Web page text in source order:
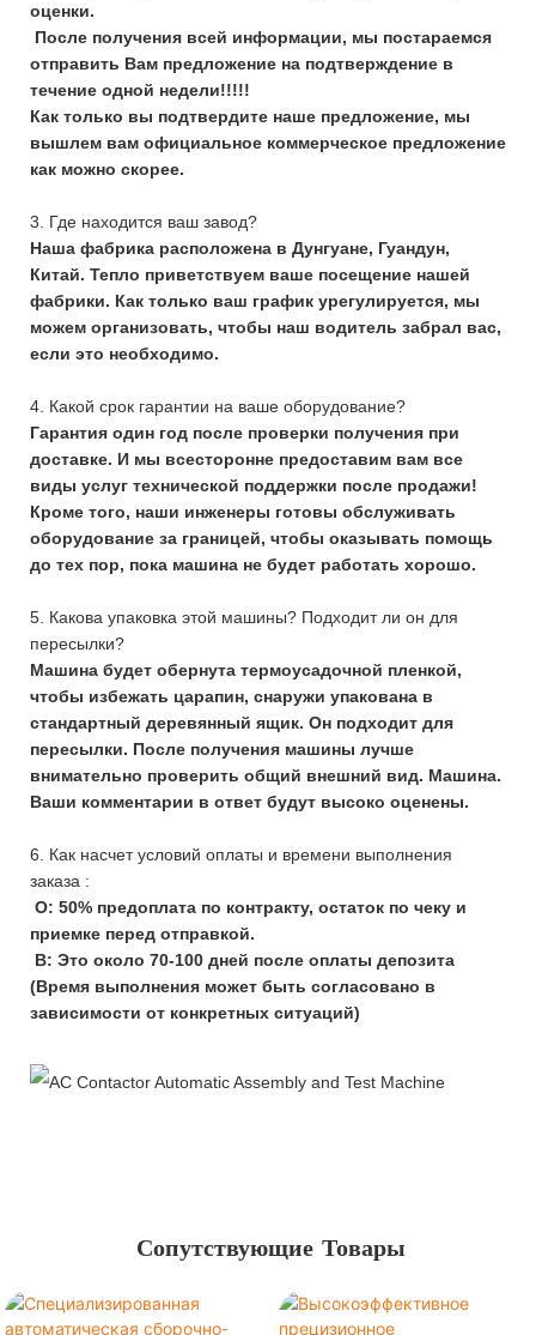
оценки.
После получения всей информации, мы постараемся
отправить Вам предложение на подтверждение в
течение одной недели!!!!!
Как только вы подтвердите наше предложение, мы
вышлем вам официальное коммерческое предложение
как можно скорее.
3. Где находится ваш завод?
Наша фабрика расположена в Дунгуане, Гуандун,
Китай. Тепло приветствуем ваше посещение нашей
фабрики. Как только ваш график урегулируется, мы
можем организовать, чтобы наш водитель забрал вас,
если это необходимо.
4. Какой срок гарантии на ваше оборудование?
Гарантия один год после проверки получения при
доставке. И мы всесторонне предоставим вам все
виды услуг технической поддержки после продажи!
Кроме того, наши инженеры готовы обслуживать
оборудование за границей, чтобы оказывать помощь
до тех пор, пока машина не будет работать хорошо.
5. Какова упаковка этой машины? Подходит ли он для
пересылки?
Машина будет обернута термоусадочной пленкой,
чтобы избежать царапин, снаружи упакована в
стандартный деревянный ящик. Он подходит для
пересылки. После получения машины лучше
внимательно проверить общий внешний вид. Машина.
Ваши комментарии в ответ будут высоко оценены.
6. Как насчет условий оплаты и времени выполнения
заказа :
О: 50% предоплата по контракту, остаток по чеку и
приемке перед отправкой.
B: Это около 70-100 дней после оплаты депозита
(Время выполнения может быть согласовано в
зависимости от конкретных ситуаций)
Сопутствующие Товары